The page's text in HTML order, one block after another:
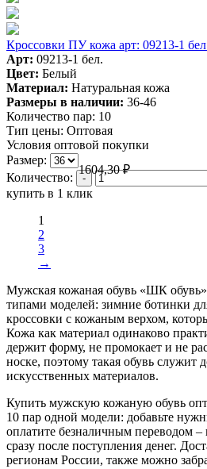
Кроссовки ПУ кожа арт: 09213-1
Арт: 09213-1 бел.
Цвет: Белый
Материал: Натуральная кожа
Размеры в наличии: 36-46
Количество пар: 10
Тип цены: Оптовая
Условия оптовой покупки
Размер:
1604,30₽
Количество:
купить в 1 клик
1
2
3
→
Мужская кожаная обувь «ШК обувь»
типами моделей: зимние ботинки
кроссовки с кожаным верхом,
Кожа как материал одинаково
держит форму, не промокает и не
носке, поэтому такая обувь служит
искусственных материалов.
Купить мужскую кожаную обувь
10 пар одной модели: добавьте
оплатите безналичным переводом –
сразу после поступления денег.
регионам России, также можно